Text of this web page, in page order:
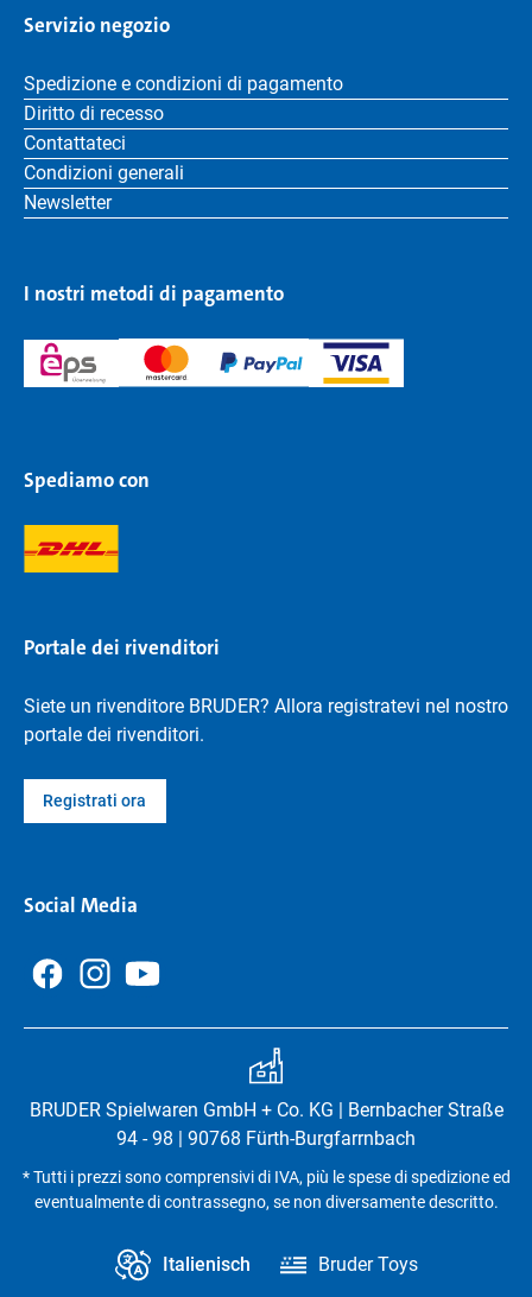
Servizio negozio
Spedizione e condizioni di pagamento
Diritto di recesso
Contattateci
Condizioni generali
Newsletter
I nostri metodi di pagamento
Spediamo con
Portale dei rivenditori
Siete un rivenditore BRUDER? Allora registratevi nel nostro
portale dei rivenditori.
Registrati ora
Social Media
BRUDER Spielwaren GmbH + Co. KG | Bernbacher Straße
94 - 98 | 90768 Fürth-Burgfarrnbach
* Tutti i prezzi sono comprensivi di IVA, più le spese di spedizione ed
eventualmente di contrassegno, se non diversamente descritto.
Italienisch Bruder Toys